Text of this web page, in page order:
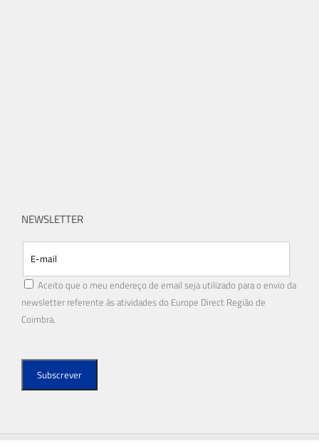
NEWSLETTER
Aceito que o meu endereço de email seja utilizado para o envio da
newsletter referente às atividades do Europe Direct Região de
Coimbra.